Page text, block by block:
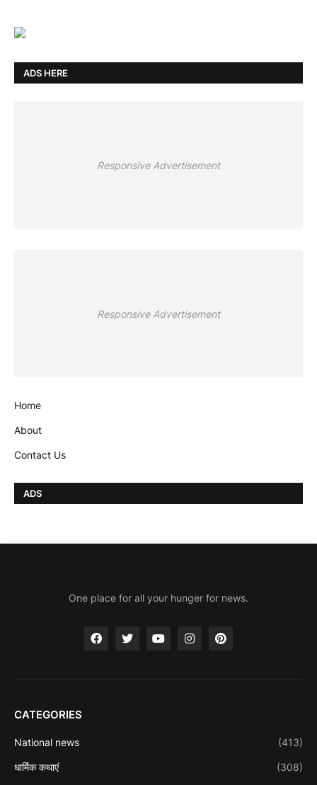
ADS HERE
Responsive Advertisement
Responsive Advertisement
Home
About
Contact Us
ADS
One place for all your hunger for news.
CATEGORIES
National news (413)
धार्मिक कथाएं (308)